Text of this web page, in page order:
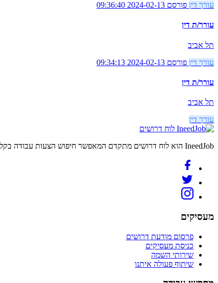
עורך דין פורסם 2024-02-13 09:36:40
עורך/ת דין
תל אביב
עורך דין פורסם 2024-02-13 09:34:13
עורך/ת דין
תל אביב
עורך דין
לוח דרושים
IneedJob הוא לוח דרושים מתקדם המאפשר חיפוש הצעות עבודה בקלות. מצאו את הקריירה החדשה שלכם היום.
מעסיקים
פרסום מודעת דרושים
כניסת מעסיקים
שירותי השמה
שיתוף פעולה איתנו